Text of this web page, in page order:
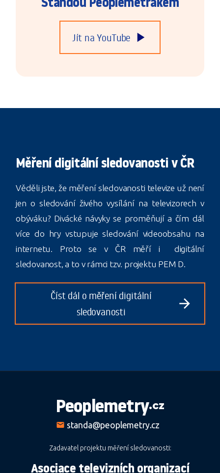
Jít na YouTube play_arrow
Měření digitální sledovanosti v ČR
Věděli jste, že měření sledovanosti televize už není
jen o sledování živého vysílání na televizorech v
obýváku? Divácké návyky se proměňují a čím dál
více do hry vstupuje sledování videoobsahu na
internetu. Proto se v ČR měří i digitální
sledovanost, a to v rámci tzv. projektu PEM D.
Číst dál o měření digitální
sledovanosti
arrow_forward
Peoplemetry.cz
email standa@peoplemetry.cz
Zadavatel projektu měření sledovanosti:
Asociace televizních organizací